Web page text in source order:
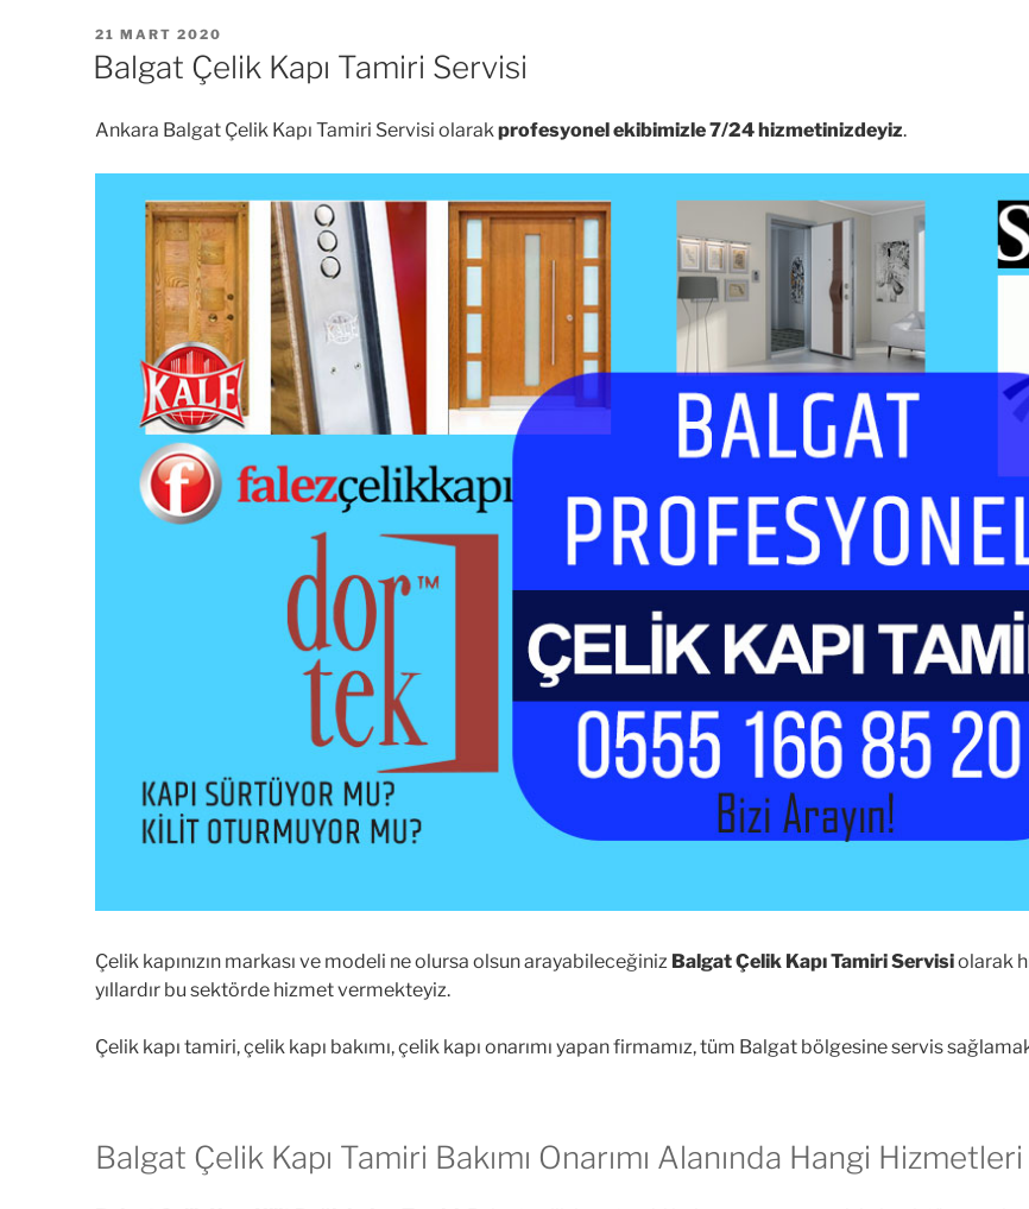
YAYIM
TARIHI
21 MART 2020
Balgat Çelik Kapı Tamiri Servisi
Ankara Balgat Çelik Kapı Tamiri Servisi olarak profesyonel ekibimizle 7/24 hizmetinizdeyiz.
Çelik kapınızın markası ve modeli ne olursa olsun arayabileceğiniz Balgat Çelik Kapı Tamiri Servisiolarak
yıllardır bu sektörde hizmet vermekteyiz.
Çelik kapı tamiri, çelik kapı bakımı, çelik kapı onarımı yapan firmamız, tüm Balgat bölgesine servis
Balgat Çelik Kapı Tamiri Bakımı Onarımı Alanında Hangi